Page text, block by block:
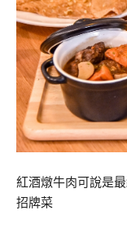
紅酒燉牛肉可說是
招牌菜